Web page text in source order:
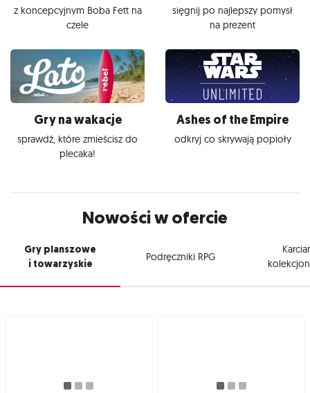
z koncepcyjnym Boba Fett na
czele
sięgnij po najlepszy pomysł
na prezent
Gry na wakacje
sprawdź, które zmieścisz do
plecaka!
Ashes of the Empire
odkryj co skrywają popioły
Nowości w ofercie
Gry planszowe
i towarzyskie
Podręczniki RPG